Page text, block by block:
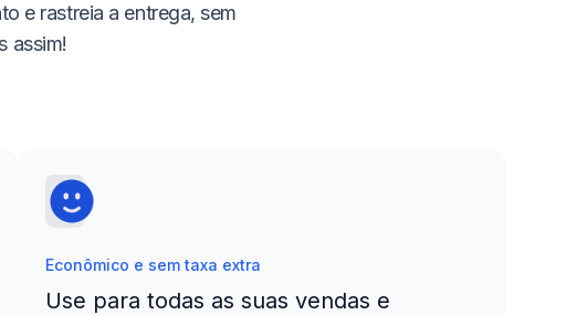
e rastreia a entrega, sem
assim!
Econômico e sem taxa extra
Use para todas as suas vendas e